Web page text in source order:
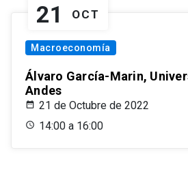
21 OCT
Macroeconomía
Álvaro García-Marin,
Andes
21 de Octubre de 2022
14:00 a 16:00